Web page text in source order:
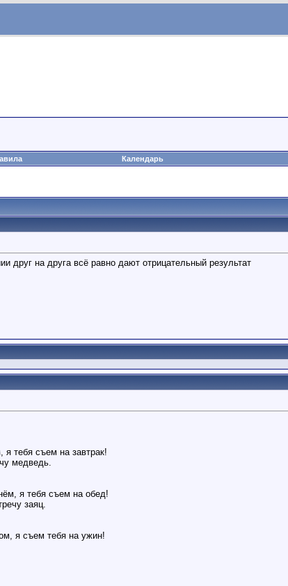
Календарь
друг на друга всё равно дают отрицательный результат
тебя съем на завтрак!
медведь.
я тебя съем на обед!
заяц.
я съем тебя на ужин!